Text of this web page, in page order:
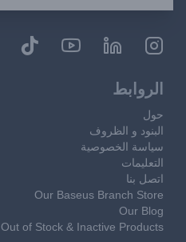
الروابط
حول
البنود و الظروف
سياسة الخصوصية
التعليمات
اتصل بنا
Our Baseus Branch Store
Our Blog
Out of Stock & Inactive Products